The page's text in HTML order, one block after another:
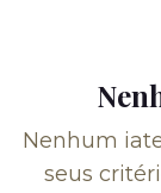
Nenhum
seus